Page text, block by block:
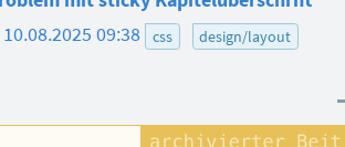
10.08.2025 09:38 css
design/layout